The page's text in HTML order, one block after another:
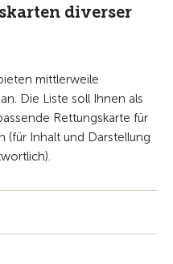
diverser
mittlerweile
Die Liste soll Ihnen als
Rettungskarte für
(für Inhalt und Darstellung